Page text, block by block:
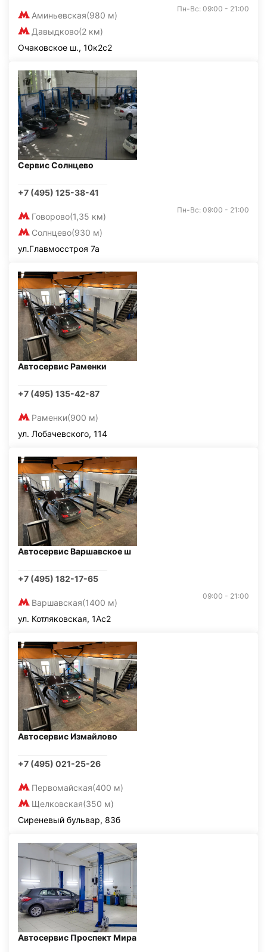
Аминьевская(980 м)
Давыдково(2 км)
Пн-Вс: 09:00 - 21:00
Очаковское ш., 10к2с2
Сервис Солнцево
+7 (495) 125-38-41
Говорово(1,35 км)
Солнцево(930 м)
Пн-Вс: 09:00 - 21:00
ул.Главмосстроя 7а
Автосервис Раменки
+7 (495) 135-42-87
Раменки(900 м)
ул. Лобачевского, 114
Автосервис Варшавское ш
+7 (495) 182-17-65
Варшавская(1400 м)
09:00 - 21:00
ул. Котляковская, 1Ас2
Автосервис Измайлово
+7 (495) 021-25-26
Первомайская(400 м)
Щелковская(350 м)
Сиреневый бульвар, 83б
Автосервис Проспект Мира